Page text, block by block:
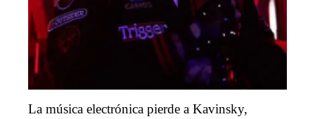
La música electrónica pierde a Kavinsky,